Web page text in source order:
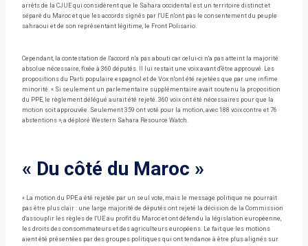
arrêts de la CJUE qui considèrent que le Sahara occidental est un territoire distinct et
séparé du Maroc et que les accords signés par l'UE n'ont pas le consentement du peuple
sahraoui et de son représentant légitime, le Front Polisario.
Cependant, la contestation de l'accord n'a pas abouti car celui-ci n'a pas atteint la majorité
absolue nécessaire, fixée à 360 députés. Il lui restait une voix avant d'être approuvé. Les
propositions du Parti populaire espagnol et de Vox n'ont été rejetées que par une infime
minorité. « Si seulement un parlementaire supplémentaire avait soutenu la proposition
du PPE, le règlement délégué aurait été rejeté. 360 voix ont été nécessaires pour que la
motion soit approuvée. Seulement 359 ont voté pour la motion, avec 188 voix contre et 76
abstentions », a déploré Western Sahara Resource Watch.
« Du côté du Maroc »
« La motion du PPE a été rejetée par un seul vote, mais le message politique ne pourrait
pas être plus clair : une large majorité de députés ont rejeté la décision de la Commission
d'assouplir les règles de l'UE au profit du Maroc et ont défendu la législation européenne,
les droits des consommateurs et des agriculteurs européens. Le fait que les motions
aient été présentées par des groupes politiques qui ont tendance à être plus alignés sur